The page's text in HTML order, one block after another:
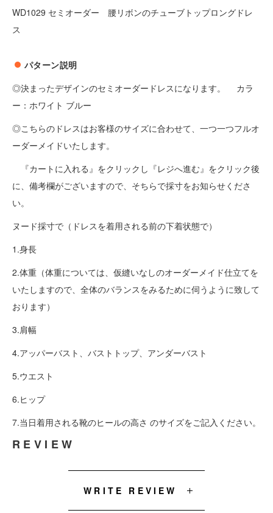
WD1029 セミオーダー 腰リボンのチューブトップロングドレ
ス
パターン説明
◎決まったデザインのセミオーダードレスになります。 カラ
ー：ホワイト ブルー
◎こちらのドレスはお客様のサイズに合わせて、一つ一つフルオ
ーダーメイドいたします。
『カートに入れる』をクリックし『レジへ進む』をクリック後
に、備考欄がございますので、そちらで採寸をお知らせくださ
い。
ヌード採寸で（ドレスを着用される前の下着状態で）
1.身長
2.体重（体重については、仮縫いなしのオーダーメイド仕立てを
いたしますので、全体のバランスをみるために伺うように致して
おります）
3.肩幅
4.アッパーバスト、バストトップ、アンダーバスト
5.ウエスト
6.ヒップ
7.当日着用される靴のヒールの高さ のサイズをご記入ください。
REVIEW
WRITE REVIEW